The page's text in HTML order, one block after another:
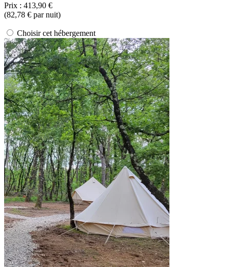
Prix : 413,90 €
(82,78 € par nuit)
Choisir cet hébergement